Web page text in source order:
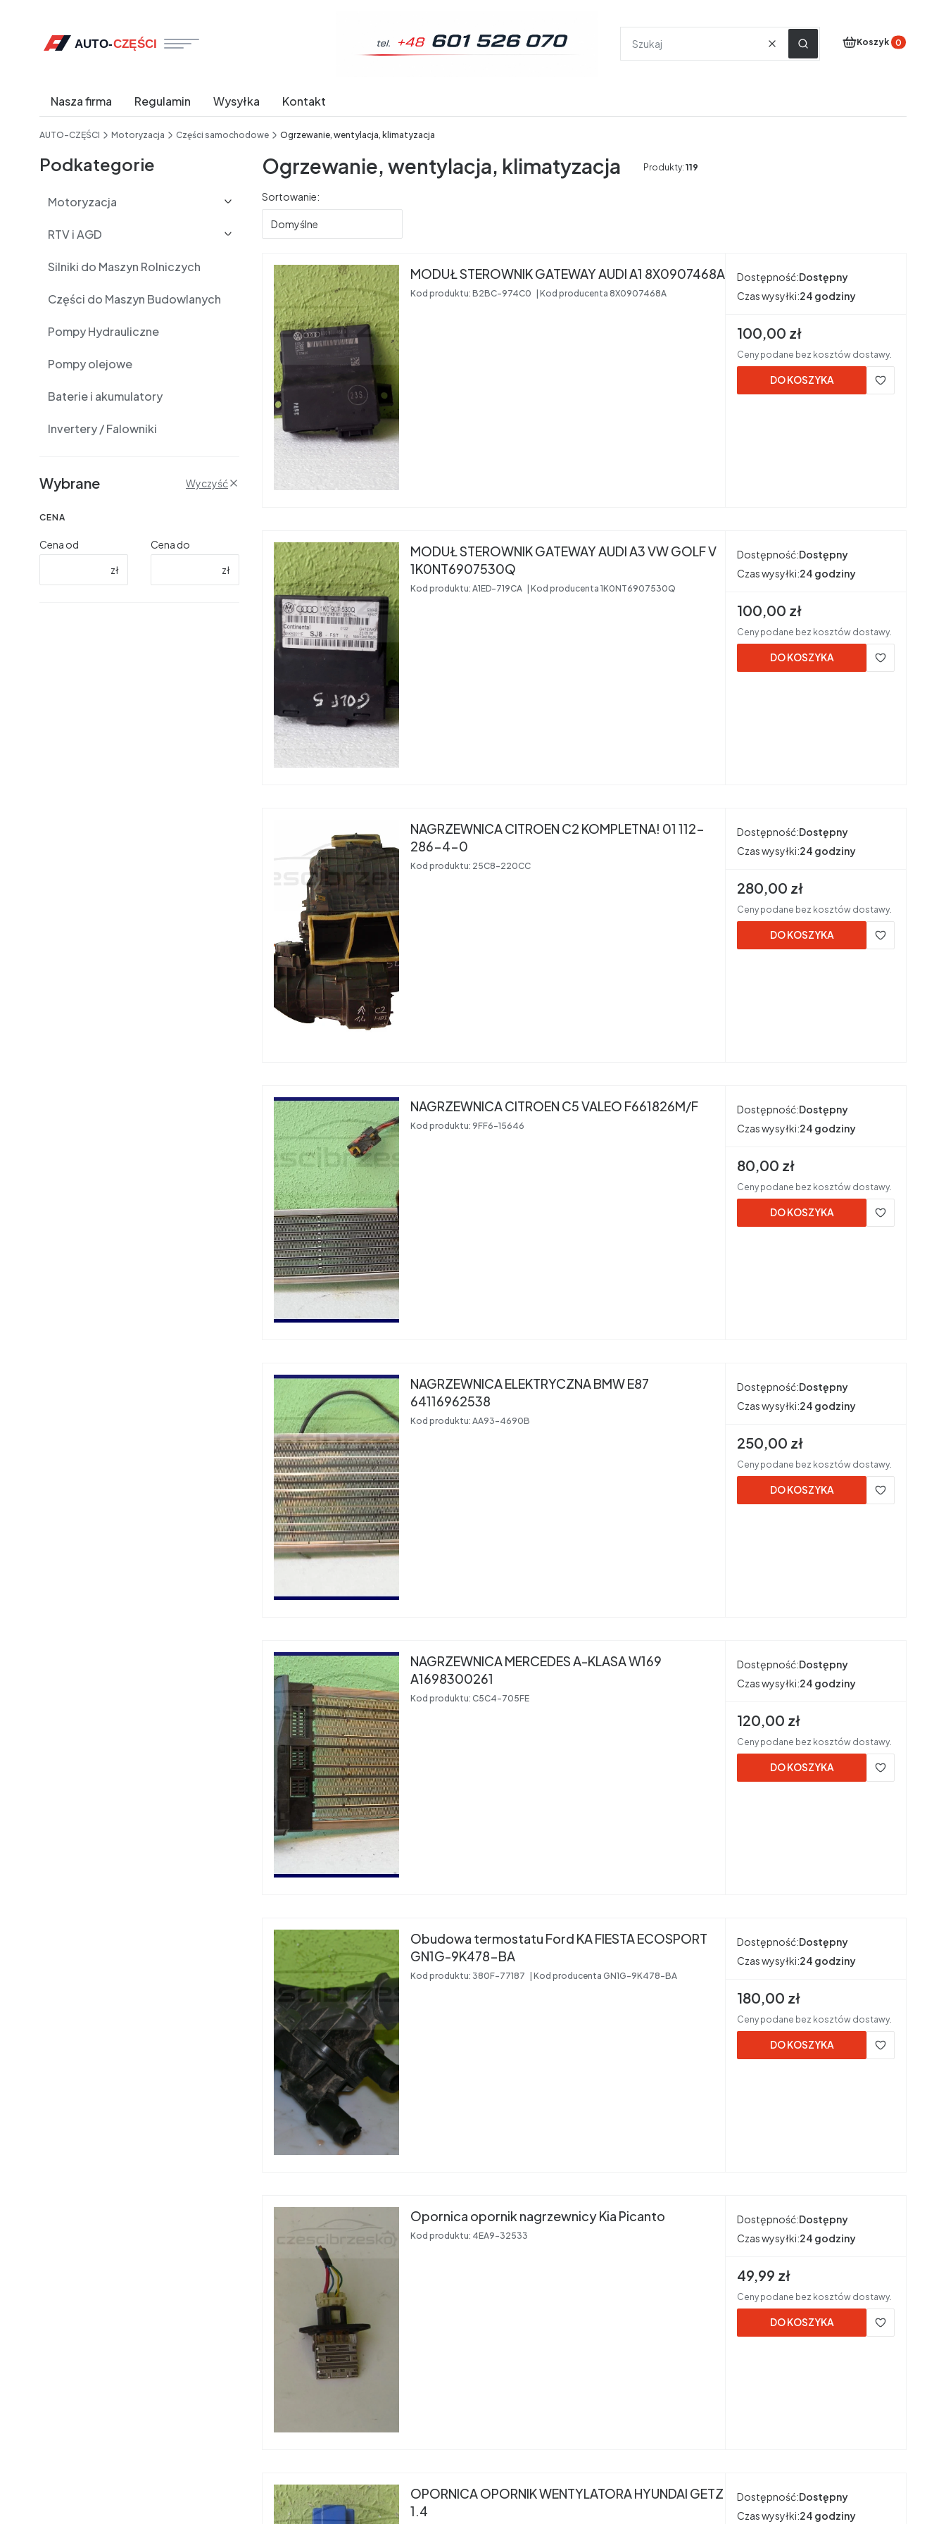
WyczyśćSzukaj
Produkty w
Koszyk
Nasza firma Regulamin Wysyłka
Kontakt
AUTO-CZĘŚCI Motoryzacja Części samochodowe Ogrzewanie, wentylacja, klimatyzacja
Podkategorie
Motoryzacja
RTV i AGD
Silniki do Maszyn Rolniczych
Części do Maszyn Budowlanych
Pompy Hydrauliczne
Pompy olejowe
Baterie i akumulatory
Invertery / Falowniki
Wybrane Wyczyść
CENA
Cena od
zł
Cena do
zł
Ogrzewanie, wentylacja, klimatyzacja Produkty: 119
Lista produktów
Sortowanie:
Domyślne
MODUŁ STEROWNIK GATEWAY AUDI A1 8X0907468A
Kod produktu: B2BC-974C0 Kod producenta 8X0907468A
Dostępność:Dostępny
Czas wysyłki:24 godziny
Cena brutto
100,00 zł
Ceny podane bez kosztów dostawy.
DO KOSZYKA
MODUŁ STEROWNIK GATEWAY AUDI A3 VW GOLF V
1K0NT6907530Q
Kod produktu: A1ED-719CA Kod producenta 1K0NT6907530Q
Dostępność:Dostępny
Czas wysyłki:24 godziny
Cena brutto
100,00 zł
Ceny podane bez kosztów dostawy.
DO KOSZYKA
NAGRZEWNICA CITROEN C2 KOMPLETNA! 01 112-
286-4-0
Kod produktu: 25C8-220CC
Dostępność:Dostępny
Czas wysyłki:24 godziny
Cena brutto
280,00 zł
Ceny podane bez kosztów dostawy.
DO KOSZYKA
NAGRZEWNICA CITROEN C5 VALEO F661826M/F
Kod produktu: 9FF6-15646
Dostępność:Dostępny
Czas wysyłki:24 godziny
Cena brutto
80,00 zł
Ceny podane bez kosztów dostawy.
DO KOSZYKA
NAGRZEWNICA ELEKTRYCZNA BMW E87
64116962538
Kod produktu: AA93-4690B
Dostępność:Dostępny
Czas wysyłki:24 godziny
Cena brutto
250,00 zł
Ceny podane bez kosztów dostawy.
DO KOSZYKA
NAGRZEWNICA MERCEDES A-KLASA W169
A1698300261
Kod produktu: C5C4-705FE
Dostępność:Dostępny
Czas wysyłki:24 godziny
Cena brutto
120,00 zł
Ceny podane bez kosztów dostawy.
DO KOSZYKA
Obudowa termostatu Ford KA FIESTA ECOSPORT
GN1G-9K478-BA
Kod produktu: 380F-77187 Kod producenta GN1G-9K478-BA
Dostępność:Dostępny
Czas wysyłki:24 godziny
Cena brutto
180,00 zł
Ceny podane bez kosztów dostawy.
DO KOSZYKA
Opornica opornik nagrzewnicy Kia Picanto
Kod produktu: 4EA9-32533
Dostępność:Dostępny
Czas wysyłki:24 godziny
Cena brutto
49,99 zł
Ceny podane bez kosztów dostawy.
DO KOSZYKA
OPORNICA OPORNIK WENTYLATORA HYUNDAI GETZ
1.4
Dostępność:Dostępny
Czas wysyłki:24 godziny